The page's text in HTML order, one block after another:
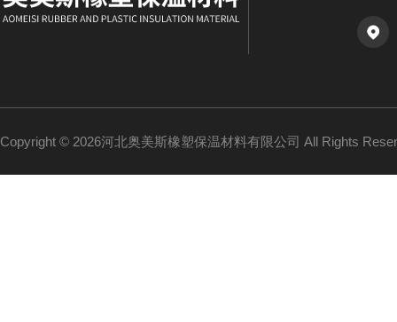
Copyright © 2026河北奥美斯橡塑保温材料有限公司 All Rights